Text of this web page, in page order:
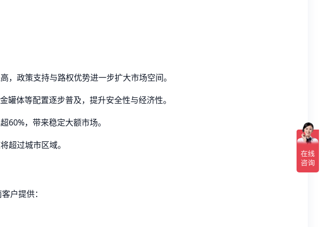
政策支持与路权优势进一步扩大市场空间。
体等配置逐步普及，提升安全性与经济性。
60%，带来稳定大额市场。
超过城市区域。
户提供：